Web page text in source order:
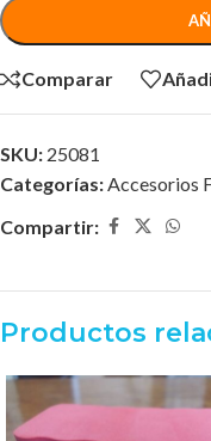
Comparar
SKU: 25081
Categorías: Accesorios
Compartir:
Productos